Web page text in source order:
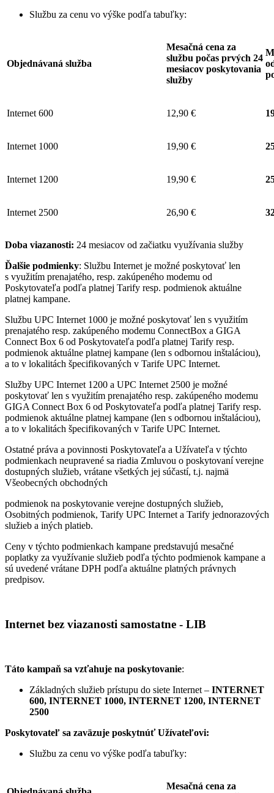
Službu za cenu vo výške podľa tabuľky:
Objednávaná služba
Mesačná cena za
službu počas prvých 24
mesiacov poskytovania
služby
Internet 600 12,90 €
Internet 1000 19,90 €
Internet 1200 19,90 €
Internet 2500 26,90 €
Doba viazanosti: 24 mesiacov od začiatku využívania služby
Ďalšie podmienky: Službu Internet je možné poskytovať len
s využitím prenajatého, resp. zakúpeného modemu od
Poskytovateľa podľa platnej Tarify resp. podmienok aktuálne
platnej kampane.
Službu UPC Internet 1000 je možné poskytovať len s využitím
prenajatého resp. zakúpeného modemu ConnectBox a GIGA
Connect Box 6 od Poskytovateľa podľa platnej Tarify resp.
podmienok aktuálne platnej kampane (len s odbornou inštaláciou),
a to v lokalitách špecifikovaných v Tarife UPC Internet.
Služby UPC Internet 1200 a UPC Internet 2500 je možné
poskytovať len s využitím prenajatého resp. zakúpeného modemu
GIGA Connect Box 6 od Poskytovateľa podľa platnej Tarify resp.
podmienok aktuálne platnej kampane (len s odbornou inštaláciou),
a to v lokalitách špecifikovaných v Tarife UPC Internet.
Ostatné práva a povinnosti Poskytovateľa a Užívateľa v týchto
podmienkach neupravené sa riadia Zmluvou o poskytovaní verejne
dostupných služieb, vrátane všetkých jej súčastí, t.j. najmä
Všeobecných obchodných
podmienok na poskytovanie verejne dostupných služieb,
Osobitných podmienok, Tarify UPC Internet a Tarify jednorazových
služieb a iných platieb.
Ceny v týchto podmienkach kampane predstavujú mesačné
poplatky za využívanie služieb podľa týchto podmienok kampane a
sú uvedené vrátane DPH podľa aktuálne platných právnych
predpisov.
Internet bez viazanosti samostatne - LIB
Táto kampaň sa vzťahuje na poskytovanie:
Základných služieb prístupu do siete Internet – INTERNET
600, INTERNET 1000, INTERNET 1200, INTERNET
2500
Poskytovateľ sa zaväzuje poskytnúť Užívateľovi:
Službu za cenu vo výške podľa tabuľky:
Mesačná cena za